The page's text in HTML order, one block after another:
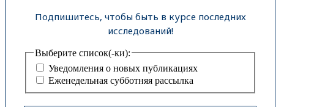
Подпишитесь, чтобы быть в курсе последних
исследований!
Выберите список(-ки):
Уведомления о новых публикациях
Еженедельная субботняя рассылка